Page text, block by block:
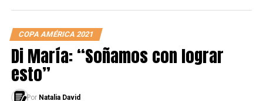
COPA AMÉRICA 2021
Di María: “Soñamos con lograr
esto”
Por Natalia David